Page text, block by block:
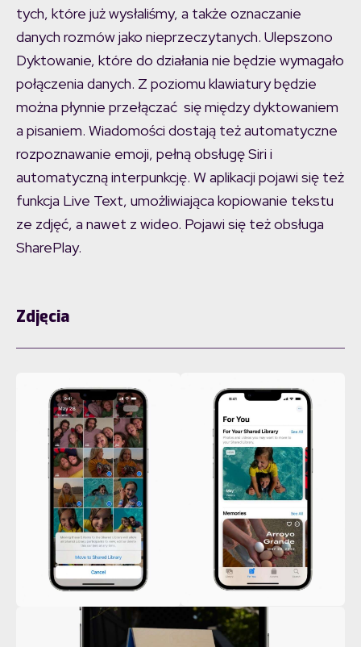
tych, które już wysłaliśmy, a także oznaczanie
danych rozmów jako nieprzeczytanych. Ulepszono
Dyktowanie, które do działania nie będzie wymagało
połączenia danych. Z poziomu klawiatury będzie
można płynnie przełączać się między dyktowaniem
a pisaniem. Wiadomości dostają też automatyczne
rozpoznawanie emoji, pełną obsługę Siri i
automatyczną interpunkcję. W aplikacji pojawi się też
funkcja Live Text, umożliwiająca kopiowanie tekstu
ze zdjęć, a nawet z wideo. Pojawi się też obsługa
SharePlay.
Zdjęcia